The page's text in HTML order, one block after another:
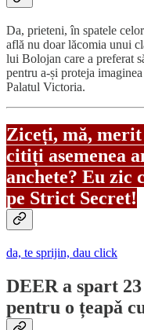
Da, prieteni, în spatele
află nu doar lăcomia unui
lui Bolojan care a preferat
pentru a-și proteja
Palatul Victoria.
Ziceți, mă, merit
citiți asemenea
anchete? Eu zic
pe Strict Secret!
da, te sprijin, dau click
DEER a spart
pentru o țeapǎ